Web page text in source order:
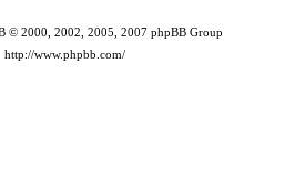
© 2000, 2002, 2005, 2007 phpBB Group
http://www.phpbb.com/